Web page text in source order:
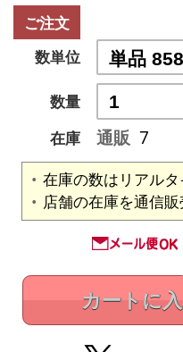
ご注文
数単位
数量
在庫
通販 7
在庫の数はリアルタ
店舗の在庫を通信販
カートに